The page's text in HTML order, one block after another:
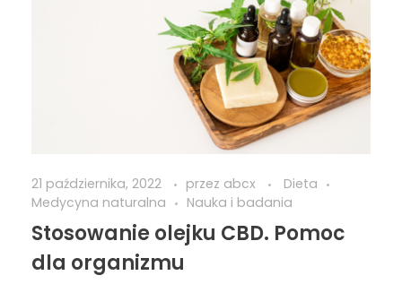
21 października, 2022 przez abcx
Dieta
Medycyna naturalna
Nauka i badania
Stosowanie olejku CBD. Pomoc
dla organizmu